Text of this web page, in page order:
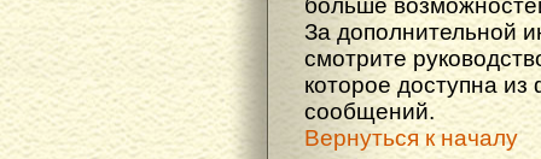
больше
За дополнительной
смотрите
которое доступна
сообщений.
Вернуться к началу